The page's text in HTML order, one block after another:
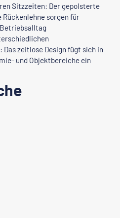
Sitzzeiten: Der gepolsterte
sorgen für
zeitlose Design fügt sich in
und Objektbereiche ein